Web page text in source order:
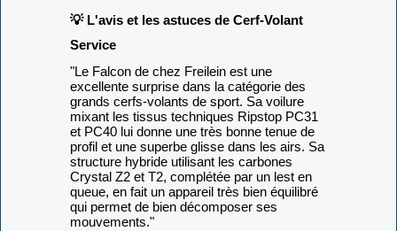
💡 L'avis et les astuces de Cerf-Volant
Service
"Le Falcon de chez Freilein est une
excellente surprise dans la catégorie des
grands cerfs-volants de sport. Sa voilure
mixant les tissus techniques Ripstop PC31
et PC40 lui donne une très bonne tenue de
profil et une superbe glisse dans les airs. Sa
structure hybride utilisant les carbones
Crystal Z2 et T2, complétée par un lest en
queue, en fait un appareil très bien équilibré
qui permet de bien décomposer ses
mouvements."